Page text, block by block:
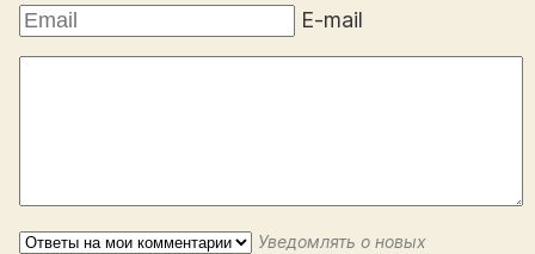
E-mail
Уведомлять о новых